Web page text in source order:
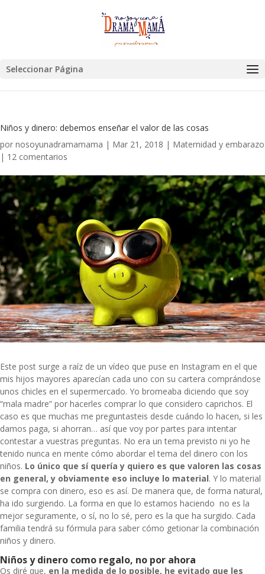
Seleccionar Página
Niños y dinero: debemos enseñar el valor de las cosas
por nosoyunadramamama | Mar 21, 2018 | Maternidad y embarazo
| 12 comentarios
Este post surge a raíz de un vídeo que puse en Instagram en el que
mis hijos mayores aparecían cada uno con su cartera comprándose
unos chicles en el supermercado. Yo bromeaba diciendo que soy
“mala madre” por hacerles comprar lo que considero caprichos. El
caso es que muchas me preguntasteis desde cuándo lo hacen, si les
damos paga, si ahorran… así que voy por partes para intentar
contestar a vuestras preguntas. No era un tema previsto ni yo he
tenido nunca en mente cómo abordar el tema del dinero con los
niños. Lo único que sí quería y quiero es que valoren las cosas
en general, y obviamente eso incluye lo material. Y lo material
se compra con dinero, eso es así. De manera que, de forma natural,
ha ido surgiendo. La forma en que lo estamos haciendo no es la
mejor seguramente, o sí, no lo sé, pero es la que ha surgido. Cada
familia tendrá su fórmula para saber cómo getionar la combinación
niños y dinero.
Niños y dinero como regalo, no por ahora
Os diré que, en la medida de lo posible, he evitado que les